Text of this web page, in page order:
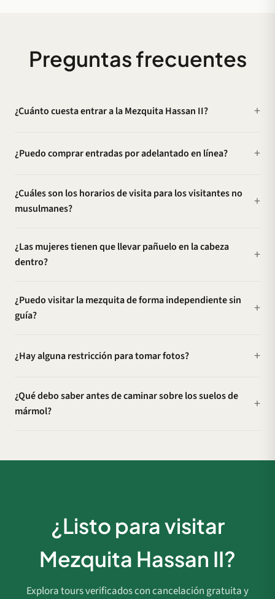
Preguntas frecuentes
¿Cuánto cuesta entrar a la Mezquita Hassan II?
¿Puedo comprar entradas por adelantado en línea?
¿Cuáles son los horarios de visita para los visitantes no
musulmanes?
¿Las mujeres tienen que llevar pañuelo en la cabeza
dentro?
¿Puedo visitar la mezquita de forma independiente sin
guía?
¿Hay alguna restricción para tomar fotos?
¿Qué debo saber antes de caminar sobre los suelos de
mármol?
¿Listo para visitar
Mezquita Hassan II?
Explora tours verificados con cancelación gratuita y